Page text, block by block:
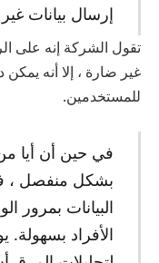
إرسال بيانات
تقول الشركة إنه على
غير ضارة ، إلا أنه يمكن
للمستخدمين.
في حين أن أيا من
بشكل منفصل ،
البيانات بمرور
الأفراد بسهولة.